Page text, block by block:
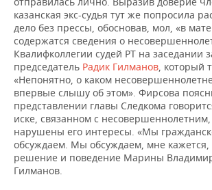
казанская экс-судья тут же попросила
дело без прессы, обосновав, мол, «в
содержатся сведения о
Квалифколлегии судей РТ на заседании
председатель Радик Гилманов, который
«Непонятно, о каком
впервые слышу об этом». Фирсова
представлении главы Следкома
иске, связанном с
нарушены его интересы. «Мы
обсуждаем. Мы обсуждаем, мне
решение и поведение Марины
Гилманов.